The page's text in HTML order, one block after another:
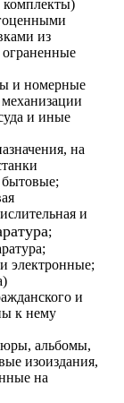
комплекты)
из
и номерные
и иные
на
и
;
электронные;
и
к нему
альбомы,
изоиздания,
на